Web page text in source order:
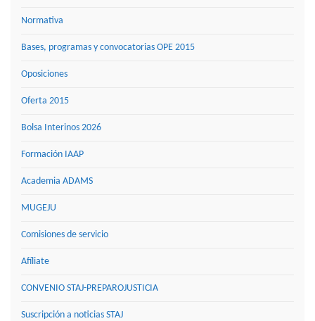
Normativa
Bases, programas y convocatorias OPE 2015
Oposiciones
Oferta 2015
Bolsa Interinos 2026
Formación IAAP
Academia ADAMS
MUGEJU
Comisiones de servicio
Afíliate
CONVENIO STAJ-PREPAROJUSTICIA
Suscripción a noticias STAJ